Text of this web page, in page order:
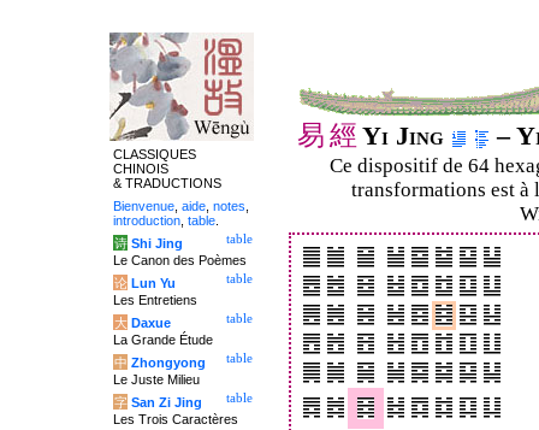
易經 Yi Jing –
Ce dispositif de 64
transformations est à
CLASSIQUES
CHINOIS
& TRADUCTIONS
Bienvenue aide notes
introduction table
table
诗 Shi Jing
Le Canon des Poèmes
table
论 Lun Yu
Les Entretiens
table
大 Daxue
La Grande Étude
table
中 Zhongyong
Le Juste Milieu
table
字 San Zi Jing
Les Trois Caractères